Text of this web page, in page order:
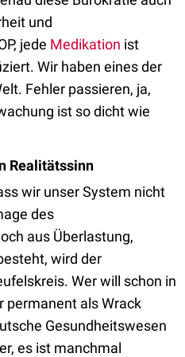
und
jede Medikation ist
Wir haben eines der
Fehler passieren, ja,
ist so dicht wie
Realitätssinn
wir unser System nicht
des
aus Überlastung,
wird der
Wer will schon in
permanent als Wrack
Gesundheitswesen
es ist manchmal